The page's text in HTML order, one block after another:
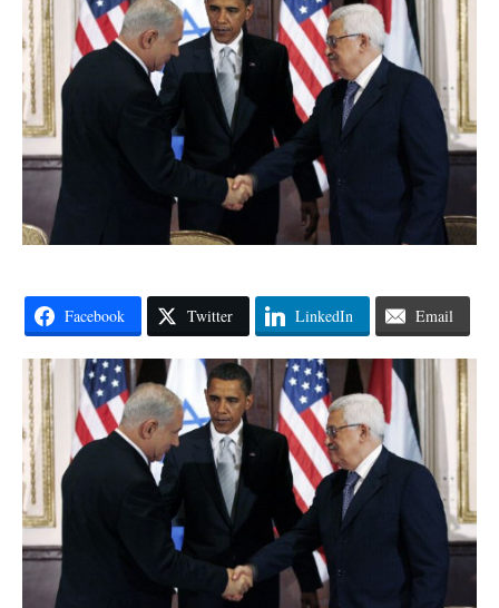
Facebook Twitter LinkedIn Email